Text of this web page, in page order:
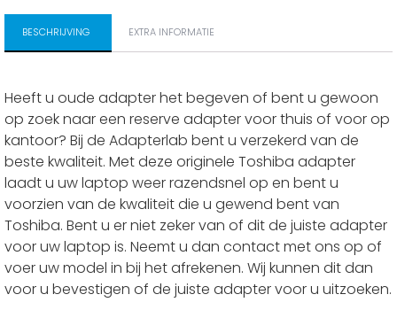
BESCHRIJVING EXTRA INFORMATIE
Heeft u oude adapter het begeven of bent u gewoon
op zoek naar een reserve adapter voor thuis of voor op
kantoor? Bij de Adapterlab bent u verzekerd van de
beste kwaliteit. Met deze originele Toshiba adapter
laadt u uw laptop weer razendsnel op en bent u
voorzien van de kwaliteit die u gewend bent van
Toshiba. Bent u er niet zeker van of dit de juiste adapter
voor uw laptop is. Neemt u dan contact met ons op of
voer uw model in bij het afrekenen. Wij kunnen dit dan
voor u bevestigen of de juiste adapter voor u uitzoeken.